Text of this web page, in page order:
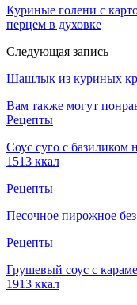
Куриные голени с
перцем в духовке
Следующая запись
Шашлык из куриных
Вам также могут
Рецепты
Соус суго с базиликом
1513 ккал
Рецепты
Песочное пирожное
Рецепты
Грушевый соус с
1913 ккал